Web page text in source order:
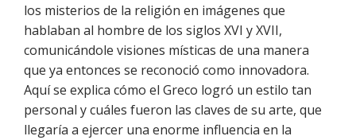
los misterios de la religión en imágenes que
hablaban al hombre de los siglos XVI y XVII,
comunicándole visiones místicas de una manera
que ya entonces se reconoció como innovadora.
Aquí se explica cómo el Greco logró un estilo tan
personal y cuáles fueron las claves de su arte, que
llegaría a ejercer una enorme influencia en la